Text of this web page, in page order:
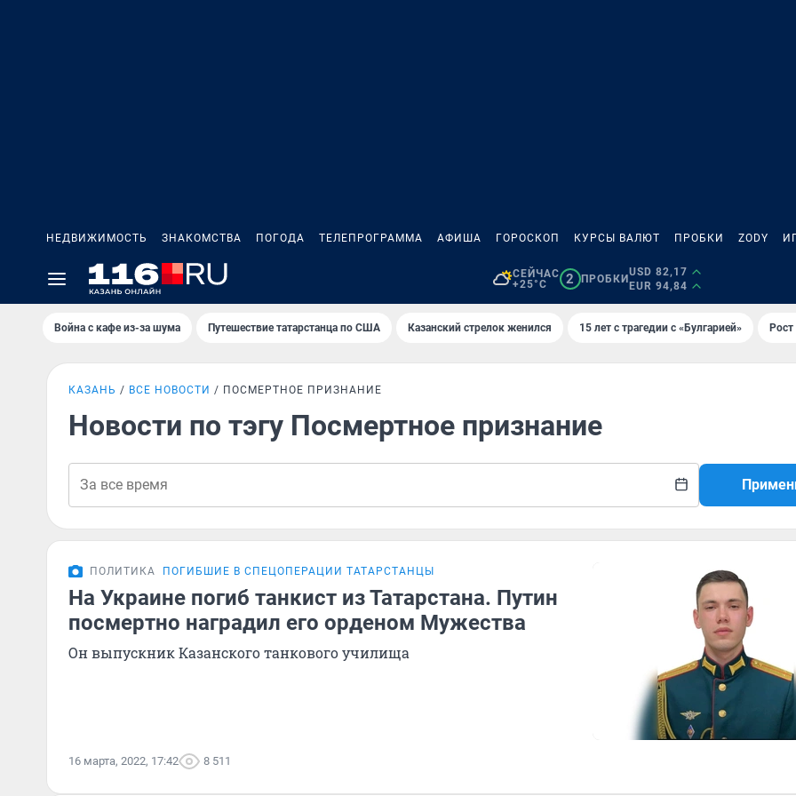
НЕДВИЖИМОСТЬ ЗНАКОМСТВА ПОГОДА ТЕЛЕПРОГРАММА АФИША ГОРОСКОП КУРСЫ ВАЛЮТ ПРОБКИ ZODY
СЕЙЧАС
+25°C
2 ПРОБКИ
USD 82,17
EUR 94,84
Война с кафе из-за шума Путешествие татарстанца по США Казанский стрелок женился 15 лет с трагедии с «Булгарией»
КАЗАНЬ ВСЕ НОВОСТИ ПОСМЕРТНОЕ ПРИЗНАНИЕ
Новости по тэгу Посмертное признание
ПОЛИТИКА ПОГИБШИЕ В СПЕЦОПЕРАЦИИ ТАТАРСТАНЦЫ
На Украине погиб танкист из Татарстана. Путин
посмертно наградил его орденом Мужества
Он выпускник Казанского танкового училища
16 марта, 2022, 17:42 8 511